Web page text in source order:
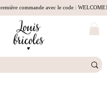
commande avec le code :